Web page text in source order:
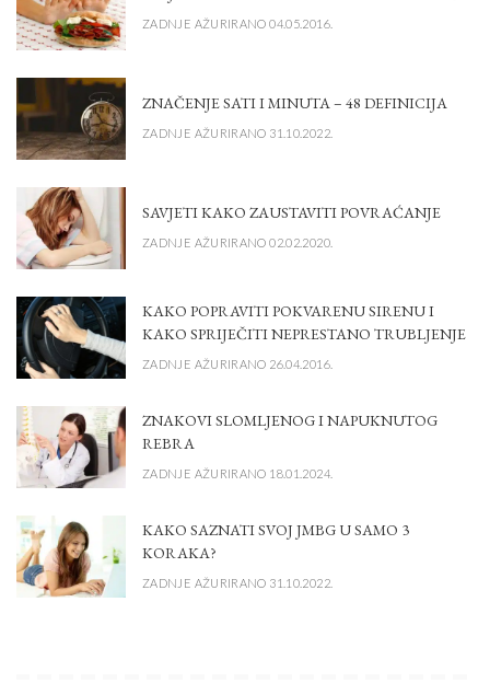
ZADNJE AŽURIRANO 04.05.2016.
ZNAČENJE SATI I MINUTA – 48 DEFINICIJA
ZADNJE AŽURIRANO 31.10.2022.
SAVJETI KAKO ZAUSTAVITI POVRAĆANJE
ZADNJE AŽURIRANO 02.02.2020.
KAKO POPRAVITI POKVARENU SIRENU I
KAKO SPRIJEČITI NEPRESTANO TRUBLJENJE
ZADNJE AŽURIRANO 26.04.2016.
ZNAKOVI SLOMLJENOG I NAPUKNUTOG
REBRA
ZADNJE AŽURIRANO 18.01.2024.
KAKO SAZNATI SVOJ JMBG U SAMO 3
KORAKA?
ZADNJE AŽURIRANO 31.10.2022.